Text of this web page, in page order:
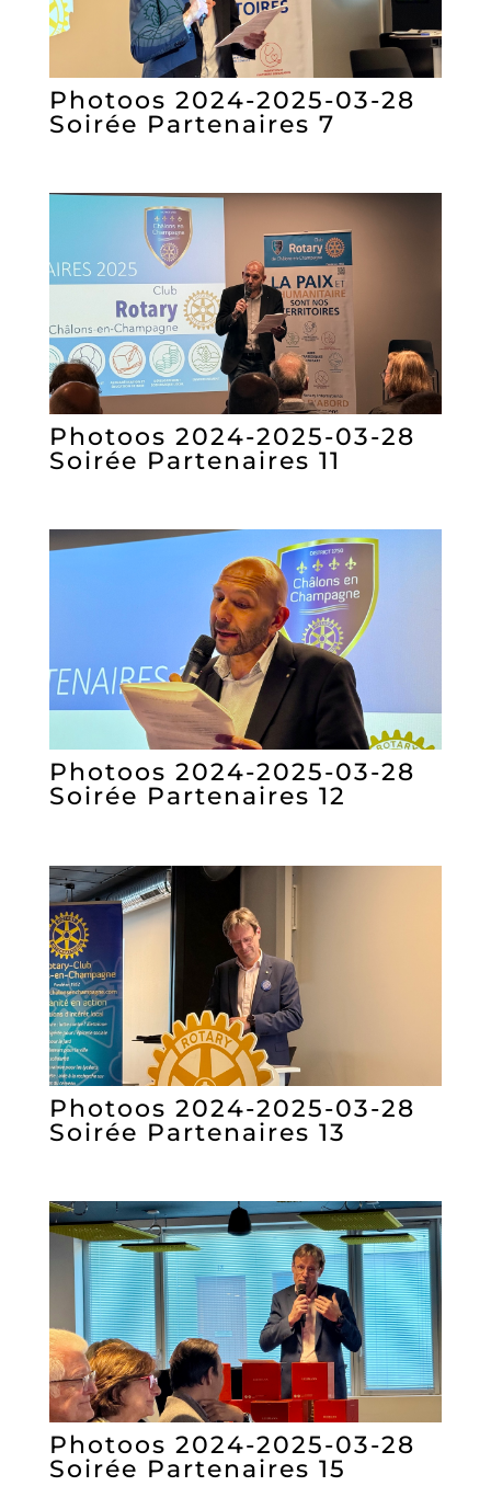
Photoos 2024-2025-03-28
Soirée Partenaires 7
Photoos 2024-2025-03-28
Soirée Partenaires 11
Photoos 2024-2025-03-28
Soirée Partenaires 12
Photoos 2024-2025-03-28
Soirée Partenaires 13
Photoos 2024-2025-03-28
Soirée Partenaires 15